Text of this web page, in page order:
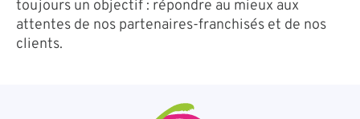
toujours un objectif : répondre au mieux aux
attentes de nos partenaires-franchisés et de nos
clients.